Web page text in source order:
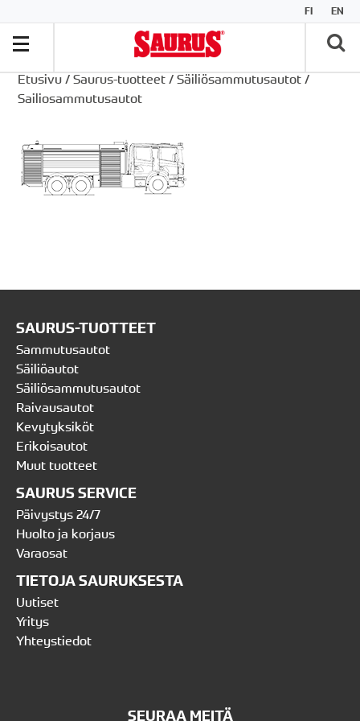
FI EN
Etusivu / Saurus-tuotteet / Säiliösammutusautot /
Sailiosammutusautot
SAURUS-TUOTTEET
Sammutusautot
Säiliöautot
Säiliösammutusautot
Raivausautot
Kevytyksiköt
Erikoisautot
Muut tuotteet
SAURUS SERVICE
Päivystys 24/7
Huolto ja korjaus
Varaosat
TIETOJA SAURUKSESTA
Uutiset
Yritys
Yhteystiedot
SEURAA MEITÄ